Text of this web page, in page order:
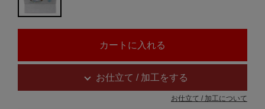
お仕立て / 加工をする
お仕立て / 加工について